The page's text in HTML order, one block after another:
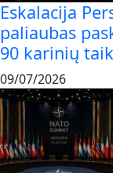
Eskalacija
paliaubas
90 karinių
09/07/2026